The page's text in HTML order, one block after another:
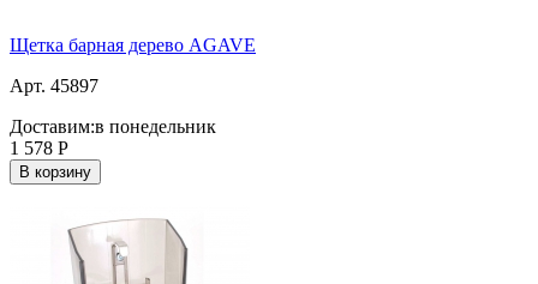
Щетка барная дерево AGAVE
Арт. 45897
Доставим:в понедельник
1 578 Р
В корзину